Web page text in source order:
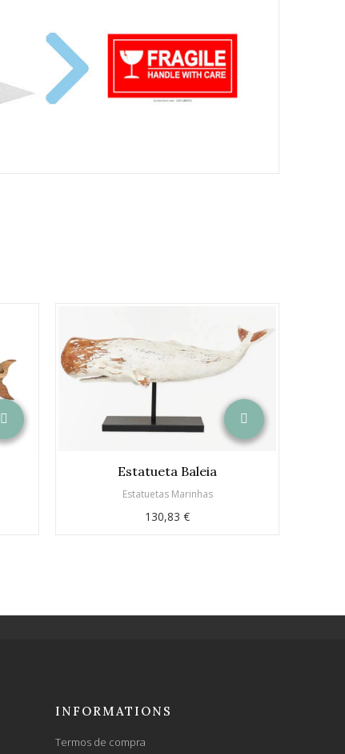
Estatueta Baleia
Estatuetas Marinhas
130,83 €
INFORMATIONS
Termos de compra